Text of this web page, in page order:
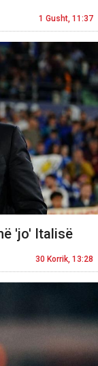
1 Gusht, 11:37
'jo' Italisë
30 Korrik, 13:28